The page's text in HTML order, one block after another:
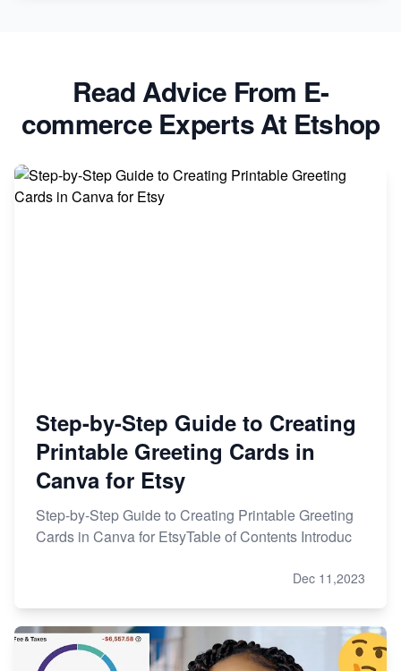
Read Advice From E-
commerce Experts At Etshop
Step-by-Step Guide to Creating
Printable Greeting Cards in
Canva for Etsy
Step-by-Step Guide to Creating Printable Greeting
Cards in Canva for EtsyTable of Contents Introduc
Dec 11,2023